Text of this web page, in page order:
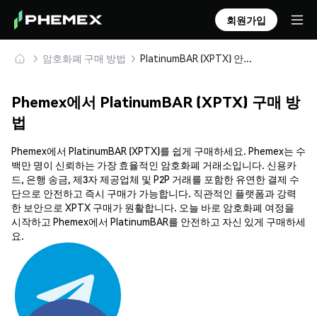
회원가입
암호화폐 구매 방법 PlatinumBAR (XPTX) 안전하게 구매 및 보관
Phemex에서 PlatinumBAR (XPTX) 구매 방
법
Phemex에서 PlatinumBAR (XPTX)를 쉽게 구매하세요. Phemex는 수
백만 명이 신뢰하는 가장 효율적인 암호화폐 거래소입니다. 신용카
드, 은행 송금, 제3자 제공업체 및 P2P 거래를 포함한 유연한 결제 수
단으로 안전하고 즉시 구매가 가능합니다. 직관적인 플랫폼과 강력
한 보안으로 XPTX 구매가 원활합니다. 오늘 바로 암호화폐 여정을
시작하고 Phemex에서 PlatinumBAR를 안전하고 자신 있게 구매하세
요.